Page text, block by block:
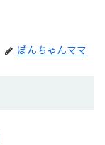
ぼんちゃんママ